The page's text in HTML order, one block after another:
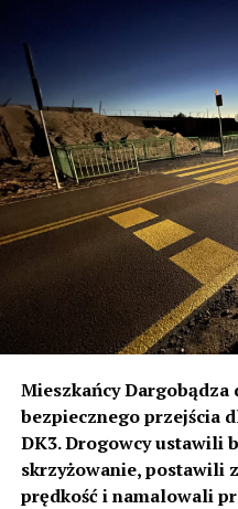
Mieszkańcy
bezpiecznego przejścia
DK3. Drogowcy ustawili
skrzyżowanie, postawili
prędkość i namalowali